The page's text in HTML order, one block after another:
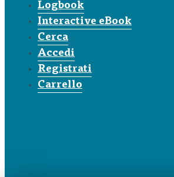
Logbook
Interactive eBook
Cerca
Accedi
Registrati
Carrello